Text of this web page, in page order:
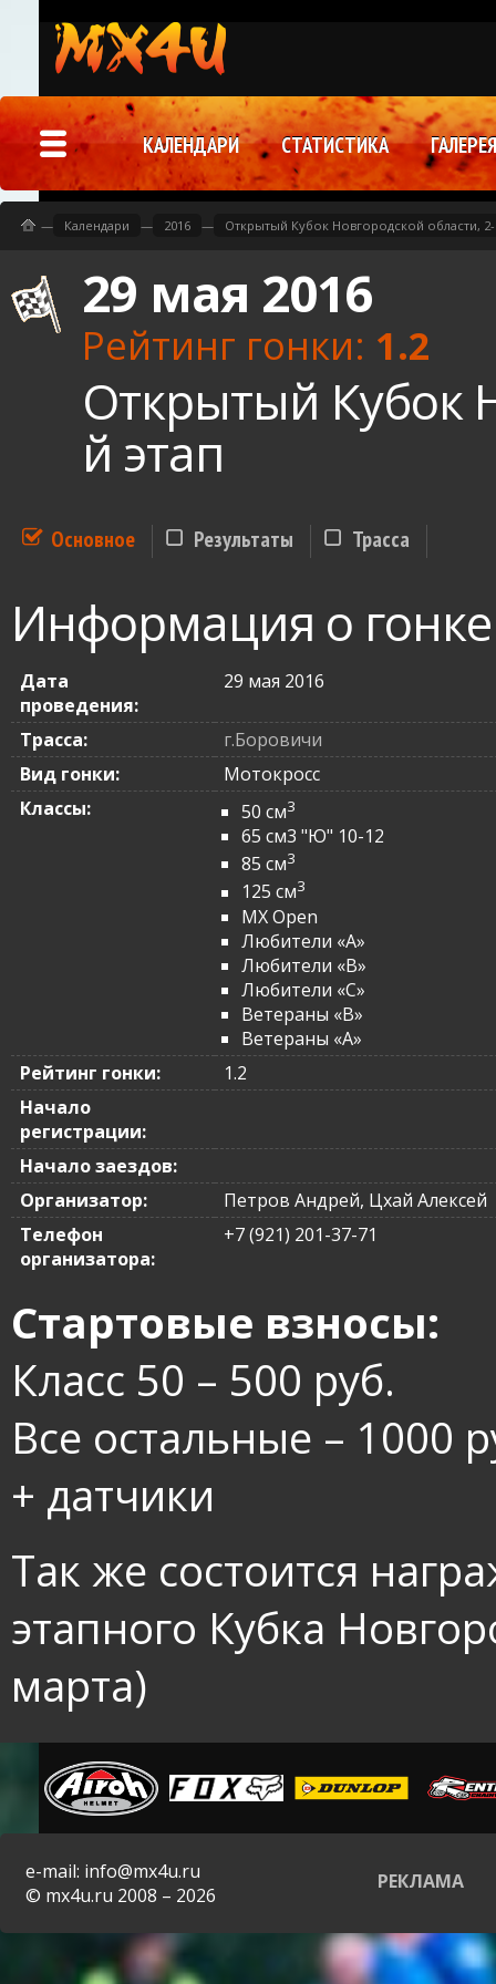
29 мая 2016
Рейтинг гонки: 1.2
Открытый Кубок
й этап
Основное Результаты Трасса
Информация о гонке
Дата
проведения:
29 мая 2016
Трасса:
г.Боровичи
Вид гонки:
Мотокросс
Классы:
50 см3
65 см3 "Ю" 10-12
85 см3
125 см3
MX Open
Любители «A»
Любители «B»
Любители «C»
Ветераны «B»
Ветераны «A»
Рейтинг гонки:
1.2
Начало
регистрации:
Начало заездов:
Организатор:
Петров Андрей, Цхай Алексей
Телефон
организатора:
+7 (921) 201-37-71
Стартовые взносы:
Класс 50 – 500 руб.
Все остальные – 1000
+ датчики
Так же состоится
этапного Кубка
марта)
— Календари — 2016 — Открытый Кубок Новгородской области, 2-
КАЛЕНДАРИ СТАТИСТИКА ГАЛЕРЕЯ
e-mail: info@mx4u.ru
© mx4u.ru 2008 – 2026
РЕКЛАМА